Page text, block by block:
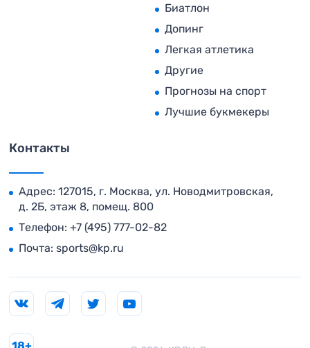
Биатлон
Допинг
Легкая атлетика
Другие
Прогнозы на спорт
Лучшие букмекеры
Контакты
Адрес: 127015, г. Москва, ул. Новодмитровская,
д. 2Б, этаж 8, помещ. 800
Телефон: +7 (495) 777-02-82
Почта: sports@kp.ru